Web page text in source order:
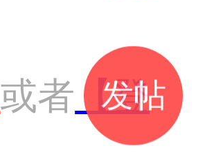
或者 【登
发帖